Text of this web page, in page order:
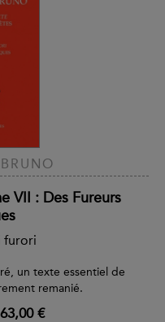
VII : Des Fureurs
furori
un texte essentiel de
remanié.
63,00 €